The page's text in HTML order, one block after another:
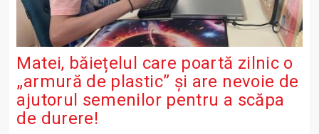
Matei, băiețelul care poartă zilnic o
„armură de plastic” și are nevoie de
ajutorul semenilor pentru a scăpa
de durere!